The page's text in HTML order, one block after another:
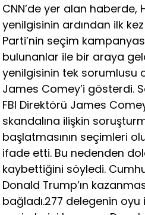
CNN’de yer alan haberde,
yenilgisinin ardından ilk
Parti’nin seçim
bulunanlar ile bir araya
yenilgisinin tek sorumlusu
James Comey’i gösterdi.
FBI Direktörü James
skandalına ilişkin
başlatmasının seçimleri
ifade etti. Bu nedenden
kaybettiğini söyledi.
Donald Trump’ın
bağladı.277 delegenin oyu